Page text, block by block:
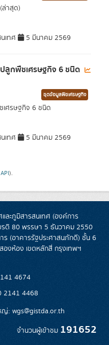
าสุด)
เทศ 5 มีนาคม 2569
ลูกพืชเศรษฐกิจ 6 ชนิด
ชุดข้อมูลพืชเศรษฐกิจ
เศรษฐกิจ 6 ชนิด
เทศ 5 มีนาคม 2569
).
ละภูมิสารสนเทศ (องค์การ
รติ 80 พรรษา 5 ธันวาคม 2550
ร (อาคารรัฐประศาสนภักดี) ชั้น 6
องห้อง เขตหลักสี่ กรุงเทพฯ
4674
2141 4468
: wgs@gistda.or.th
จำนวนผู้เข้าชม 191652